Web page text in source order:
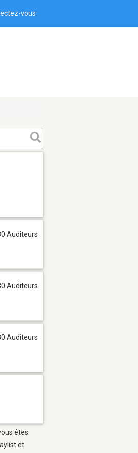
vous
Auditeurs
Auditeurs
Auditeurs
êtes
et